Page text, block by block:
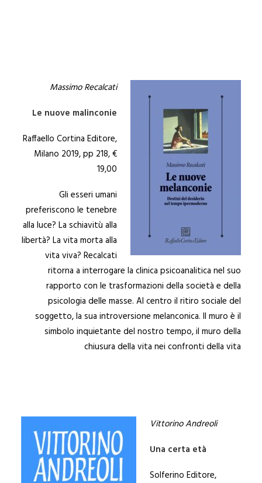
Massimo Recalcati
Le nuove malinconie
Raffaello Cortina Editore,
Milano 2019, pp 218, €
19,00
Gli esseri umani
preferiscono le tenebre
alla luce? La schiavitù alla
libertà? La vita morta alla
vita viva? Recalcati
ritorna a interrogare la clinica psicoanalitica nel suo
rapporto con le trasformazioni della società e della
psicologia delle masse. Al centro il ritiro sociale del
soggetto, la sua introversione melanconica. Il muro è il
simbolo inquietante del nostro tempo, il muro della
chiusura della vita nei confronti della vita
VittorinoAndreoli
Una certa età
Solferino Editore,